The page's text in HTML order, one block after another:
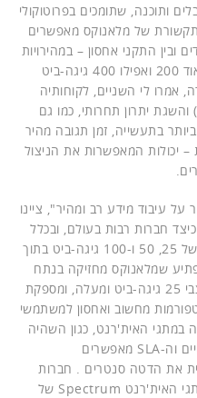
ותוכנה, שתומכים בפרוטוקולי
של מלאנוקס מאפשרים
ובין התקני אחסון – במהירויות
של 10, 25, 40, 50, 100, ובקרוב מאוד 200 ואפילו 400 גיגה-ביט
אמרו לי השניים, לקוחותיה
נהנים מחיסכון כספי עצום (עד 50%) והשגת יתרון תחרותי, כמו גם
בתעשייה, זמן תגובה מהיר
– יכולות המאפשרות את הניצול
על עיבוד מידע רב ומהיר", ציינו
חברות רבות בעולם, ובכלל
זה בישראל, עוברות לקצבי תקשורת של 25, 50 ו-100 גיגה-ביט בתוך
שמלאנוקס מחזיקה בנתח
של כ-70% משוק כרטיסי הרשת בקצבי 25 גיגה-ביט ומעלה, ומספקת
מחשוב ואחסון למשתמשי
במתגי האית'רנט, כגון השהיה
נמוכה ביותר, הביצועים הדטרמיניסטיים וה-SLA מאפשרים
את הדטה סנטרים . חברות
כמו יבמ (IBM) ו-HPE הטמיעו את מתגי האית'רנט Spectrum של